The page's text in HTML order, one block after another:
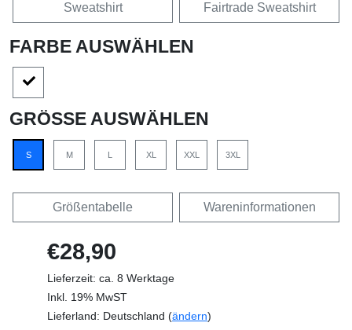
Sweatshirt Fairtrade Sweatshirt
FARBE AUSWÄHLEN
GRÖSSE AUSWÄHLEN
S M XL XXL 3XL
Größentabelle Wareninformationen
€28,90
Lieferzeit: ca. 8 Werktage
Inkl. 19% MwST
Lieferland: Deutschland (ändern)